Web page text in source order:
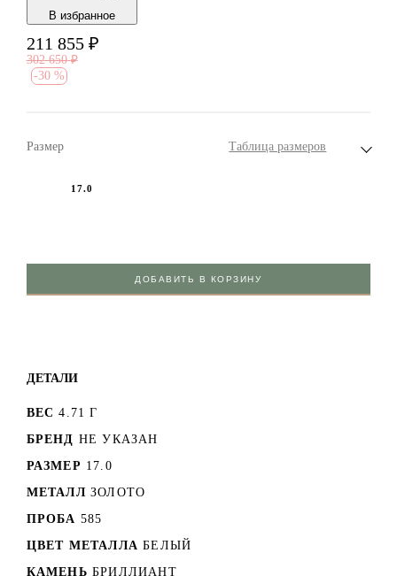
В избранноe
211 855 ₽
302 650 ₽
-30 %
Размер Таблица размеров
17.0
ДОБАВИТЬ В КОРЗИНУ
ДЕТАЛИ
ВЕС 4.71 Г
БРЕНД НЕ УКАЗАН
РАЗМЕР 17.0
МЕТАЛЛ ЗОЛОТО
ПРОБА 585
ЦВЕТ МЕТАЛЛА БЕЛЫЙ
КАМЕНЬ БРИЛЛИАНТ